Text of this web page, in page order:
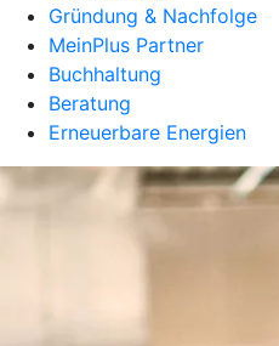
Gründung & Nachfolge
MeinPlus Partner
Buchhaltung
Beratung
Erneuerbare Energien